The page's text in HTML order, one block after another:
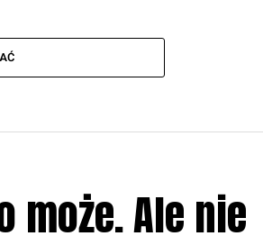
Ale nie